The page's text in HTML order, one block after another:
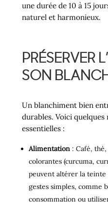
une durée de 10 à 15
naturel et harmonieux.
PRÉSERVER
SON
Un blanchiment bien
durables. Voici
essentielles :
Alimentation : Café,
colorantes (curcuma,
peuvent altérer la teinte
gestes simples, comme
consommation ou